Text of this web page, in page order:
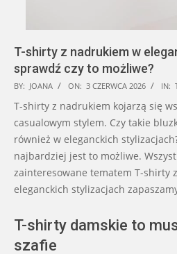
T-shirty z nadrukiem w
sprawdź czy to możliwe?
2026-
06-
03
BY: JOANA ON: 3 CZERWCA 2026 IN:
T-shirty z nadrukiem kojarzą się
casualowym stylem. Czy takie
również w eleganckich
najbardziej jest to możliwe.
zainteresowane tematem T-shirty
eleganckich stylizacjach
T-shirty damskie to
szafie